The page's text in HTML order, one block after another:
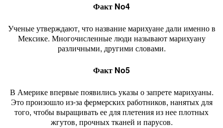
Факт No4
Ученые утверждают, что название марихуане дали именно в
Мексике. Многочисленные люди называют марихуану
различными, другими словами.
Факт No5
В Америке впервые появились указы о запрете марихуаны.
Это произошло из-за фермерских работников, нанятых для
того, чтобы выращивать ее для плетения из нее плотных
жгутов, прочных тканей и парусов.